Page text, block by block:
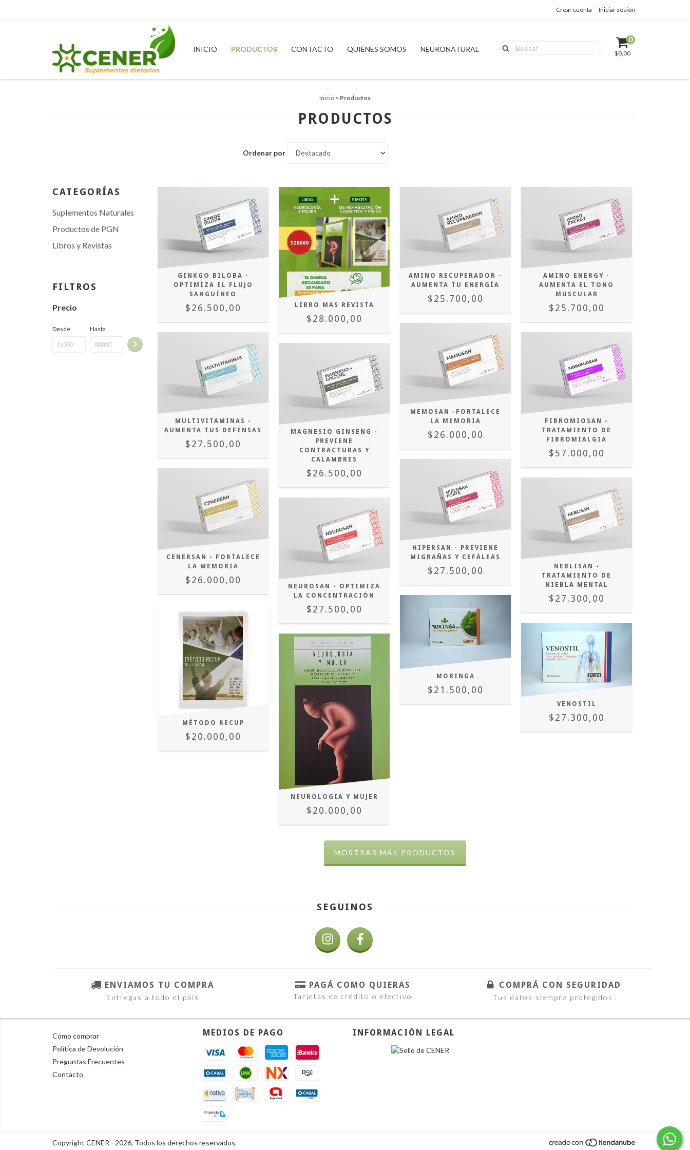
Crear cuenta Iniciar sesión
INICIO PRODUCTOS CONTACTO QUIÉNES SOMOS NEURONATURAL
0
$0,00
Inicio > Productos
PRODUCTOS
Ordenar por
CATEGORÍAS
Suplementos Naturales
Productos de PGN
Libros y Revistas
FILTROS
Precio
Desde Hasta
GINKGO BILOBA -
OPTIMIZA EL FLUJO
SANGUÍNEO
$26.500,00 LIBRO MAS REVISTA
$28.000,00
AMINO RECUPERADOR -
AUMENTA TU ENERGÍA
$25.700,00
AMINO ENERGY -
AUMENTA EL TONO
MUSCULAR
$25.700,00
MULTIVITAMINAS -
AUMENTA TUS DEFENSAS
$27.500,00
MAGNESIO GINSENG -
PREVIENE
CONTRACTURAS Y
CALAMBRES
$26.500,00
MEMOSAN -FORTALECE
LA MEMORIA
$26.000,00
FIBROMIOSAN -
TRATAMIENTO DE
FIBROMIALGIA
$57.000,00
CENERSAN - FORTALECE
LA MEMORIA
$26.000,00
NEUROSAN - OPTIMIZA
LA CONCENTRACIÓN
$27.500,00
HIPERSAN - PREVIENE
MIGRAÑAS Y CEFÁLEAS
$27.500,00
NEBLISAN -
TRATAMIENTO DE
NIEBLA MENTAL
$27.300,00
MÉTODO RECUP
$20.000,00
NEUROLOGIA Y MUJER
$20.000,00
MORINGA
$21.500,00
VENOSTIL
$27.300,00
MOSTRAR MÁS PRODUCTOS
SEGUINOS
ENVIAMOS TU COMPRA
Entregas a todo el país
PAGÁ COMO QUIERAS
Tarjetas de crédito o efectivo
COMPRÁ CON SEGURIDAD
Tus datos siempre protegidos
Cómo comprar
Política de Devolución
Preguntas Frecuentes
Contacto
MEDIOS DE PAGO INFORMACIÓN LEGAL
Copyright CENER - 2026. Todos los derechos reservados.